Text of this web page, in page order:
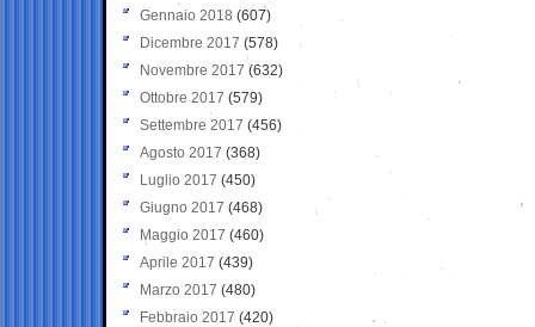
Gennaio 2018 (607)
Dicembre 2017 (578)
Novembre 2017 (632)
Ottobre 2017 (579)
Settembre 2017 (456)
Agosto 2017 (368)
Luglio 2017 (450)
Giugno 2017 (468)
Maggio 2017 (460)
Aprile 2017 (439)
Marzo 2017 (480)
Febbraio 2017 (420)